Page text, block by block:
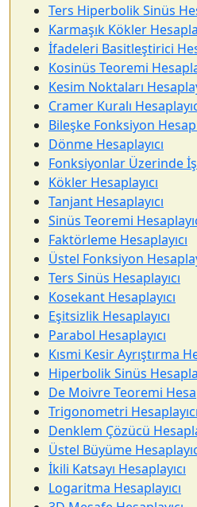
Ters Hiperbolik Sinüs
Karmaşık Kökler
İfadeleri Basitleştirici
Kosinüs Teoremi
Kesim Noktaları
Cramer Kuralı
Bileşke Fonksiyon
Dönme Hesaplayıcı
Fonksiyonlar Üzerinde
Kökler Hesaplayıcı
Tanjant Hesaplayıcı
Sinüs Teoremi
Faktörleme Hesaplayıcı
Üstel Fonksiyon
Ters Sinüs Hesaplayıcı
Kosekant Hesaplayıcı
Eşitsizlik Hesaplayıcı
Parabol Hesaplayıcı
Kısmi Kesir Ayrıştırma
Hiperbolik Sinüs
De Moivre Teoremi
Trigonometri Hesaplayıcı
Denklem Çözücü
Üstel Büyüme
İkili Katsayı Hesaplayıcı
Logaritma Hesaplayıcı